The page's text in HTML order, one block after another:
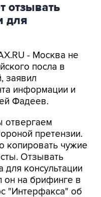
отзывать
для
- Москва не
посла в
заявил
информации и
Фадеев.
отвергаем
претензии.
копировать чужие
Отзывать
для консультации
он на брифинге в
"Интерфакса" об